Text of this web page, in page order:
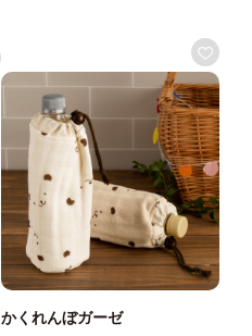
かくれんぼガーゼ